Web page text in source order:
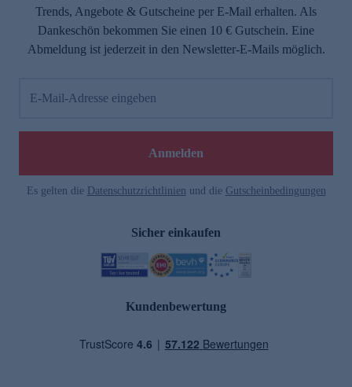
Trends, Angebote & Gutscheine per E-Mail erhalten. Als
Dankeschön bekommen Sie einen 10 € Gutschein. Eine
Abmeldung ist jederzeit in den Newsletter-E-Mails möglich.
E-Mail-Adresse eingeben
Anmelden
Es gelten die Datenschutzrichtlinien und die Gutscheinbedingungen
Sicher einkaufen
Kundenbewertung